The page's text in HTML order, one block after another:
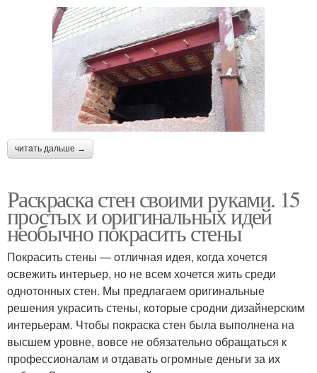
читать дальше →
Раскраска стен своими руками. 15
простых и оригинальных идей
необычно покрасить стены
Покрасить стены — отличная идея, когда хочется
освежить интерьер, но не всем хочется жить среди
однотонных стен. Мы предлагаем оригинальные
решения украсить стены, которые сродни дизайнерским
интерьерам. Чтобы покраска стен была выполнена на
высшем уровне, вовсе не обязательно обращаться к
профессионалам и отдавать огромные деньги за их